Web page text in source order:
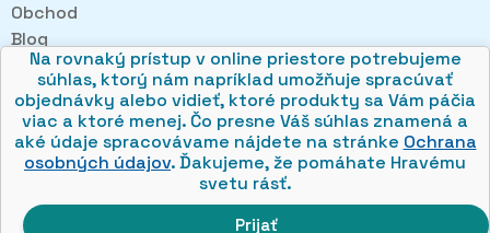
načúvame malým aj veľkým, aby sme zistili, čo sa Vám
v obchode páči najviac a mohli sa tak posúvať vpred.
Na rovnaký prístup v online priestore potrebujeme
súhlas, ktorý nám napríklad umožňuje spracúvať
objednávky alebo vidieť, ktoré produkty sa Vám páčia
viac a ktoré menej. Čo presne Váš súhlas znamená a
aké údaje spracovávame nájdete na stránke Ochrana
osobných údajov. Ďakujeme, že pomáhate Hravému
svetu rásť.
Prijať
🍪
Obchod
Blog
Obchodné podmienky
Ochrana osobných údajov
© 2026 hravysvet.sk